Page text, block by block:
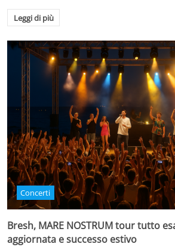
Leggi di più
Concerti
Bresh, MARE NOSTRUM tour tutto
aggiornata e successo estivo